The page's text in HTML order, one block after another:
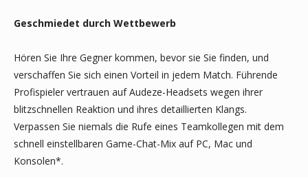
Geschmiedet durch Wettbewerb
Hören Sie Ihre Gegner kommen, bevor sie Sie finden, und
verschaffen Sie sich einen Vorteil in jedem Match. Führende
Profispieler vertrauen auf Audeze-Headsets wegen ihrer
blitzschnellen Reaktion und ihres detaillierten Klangs.
Verpassen Sie niemals die Rufe eines Teamkollegen mit dem
schnell einstellbaren Game-Chat-Mix auf PC, Mac und
Konsolen*.